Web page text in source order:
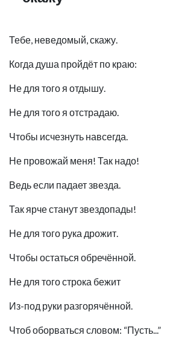
Тебе, неведомый, скажу.
Когда душа пройдёт по краю:
Не для того я отдышу.
Не для того я отстрадаю.
Чтобы исчезнуть навсегда.
Не провожай меня! Так надо!
Ведь если падает звезда.
Так ярче станут звездопады!
Не для того рука дрожит.
Чтобы остаться обречённой.
Не для того строка бежит
Из-под руки разгорячённой.
Чтоб оборваться словом: “Пусть...”